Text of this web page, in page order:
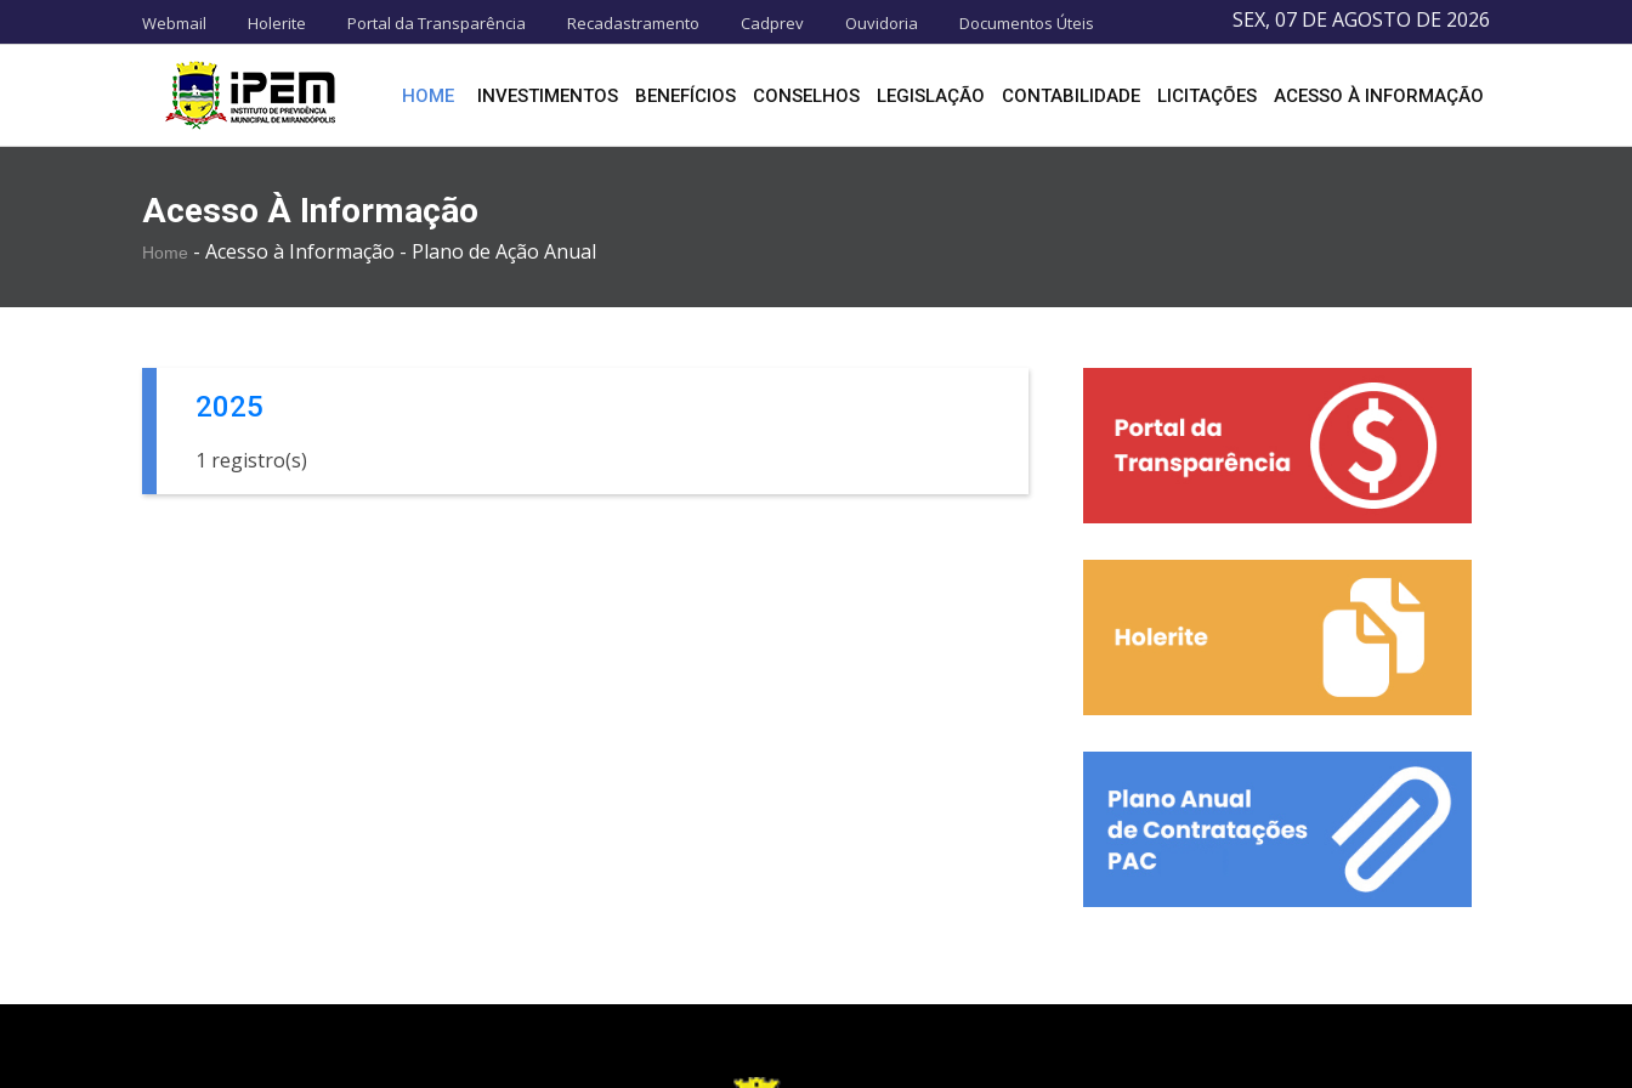
Webmail Holerite Portal da Transparência Recadastramento Cadprev Ouvidoria Documentos Úteis SEX, 07 DE AGOSTO DE 2026
HOME INVESTIMENTOS BENEFÍCIOS CONSELHOS LEGISLAÇÃO CONTABILIDADE LICITAÇÕES ACESSO À INFORMAÇÃO
Acesso À Informação
Home - Acesso à Informação - Plano de Ação Anual
2025
1 registro(s)